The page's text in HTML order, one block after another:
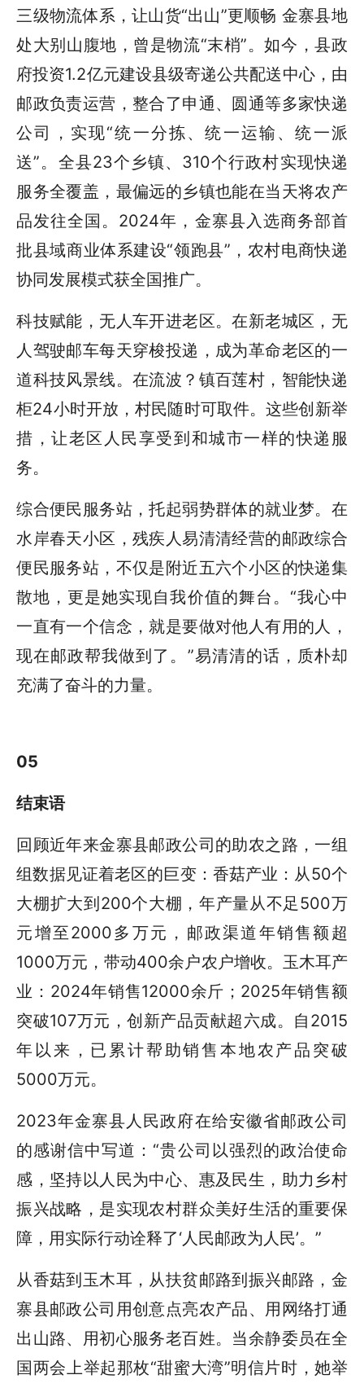
三级物流体系，让山货“出山”更顺畅 金寨县地
处大别山腹地，曾是物流“末梢”。如今，县政
府投资1.2亿元建设县级寄递公共配送中心，由
邮政负责运营，整合了申通、圆通等多家快递
公司，实现“统一分拣、统一运输、统一派
送”。全县23个乡镇、310个行政村实现快递
服务全覆盖，最偏远的乡镇也能在当天将农产
品发往全国。2024年，金寨县入选商务部首
批县域商业体系建设“领跑县”，农村电商快递
协同发展模式获全国推广。
科技赋能，无人车开进老区。在新老城区，无
人驾驶邮车每天穿梭投递，成为革命老区的一
道科技风景线。在流波？镇百莲村，智能快递
柜24小时开放，村民随时可取件。这些创新举
措，让老区人民享受到和城市一样的快递服
务。
综合便民服务站，托起弱势群体的就业梦。在
水岸春天小区，残疾人易清清经营的邮政综合
便民服务站，不仅是附近五六个小区的快递集
散地，更是她实现自我价值的舞台。“我心中
一直有一个信念，就是要做对他人有用的人，
现在邮政帮我做到了。”易清清的话，质朴却
充满了奋斗的力量。
05
结束语
回顾近年来金寨县邮政公司的助农之路，一组
组数据见证着老区的巨变：香菇产业：从50个
大棚扩大到200个大棚，年产量从不足500万
元增至2000多万元，邮政渠道年销售额超
1000万元，带动400余户农户增收。玉木耳产
业：2024年销售12000余斤；2025年销售额
突破107万元，创新产品贡献超六成。自2015
年以来，已累计帮助销售本地农产品突破
5000万元。
2023年金寨县人民政府在给安徽省邮政公司
的感谢信中写道：“贵公司以强烈的政治使命
感，坚持以人民为中心、惠及民生，助力乡村
振兴战略，是实现农村群众美好生活的重要保
障，用实际行动诠释了‘人民邮政为人民’。”
从香菇到玉木耳，从扶贫邮路到振兴邮路，金
寨县邮政公司用创意点亮农产品、用网络打通
出山路、用初心服务老百姓。当余静委员在全
国两会上举起那枚“甜蜜大湾”明信片时，她举